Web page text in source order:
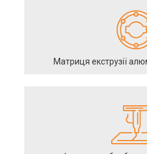
Матриця екструзії